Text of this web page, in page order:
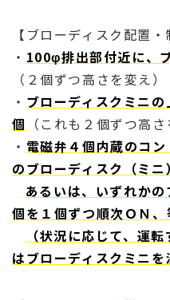
【ブローディスク配置・
・ 100φ排出部付近に、
（２個ずつ高さを変え）
・ ブローディスクミニ
個 （これも２個ずつ高さ
・ 電磁弁４個内蔵のコ
のブローディスク（ミ
あるいは、いずれか
個を１個ずつ順次ＯＮ、
（状況に応じて、運
はブローディスクミニを